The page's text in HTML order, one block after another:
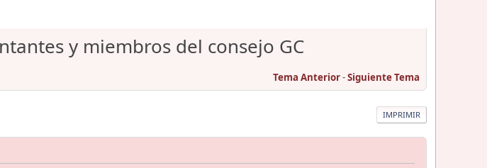
y miembros del consejo GC
Tema Anterior-Siguiente Tema
IMPRIMIR